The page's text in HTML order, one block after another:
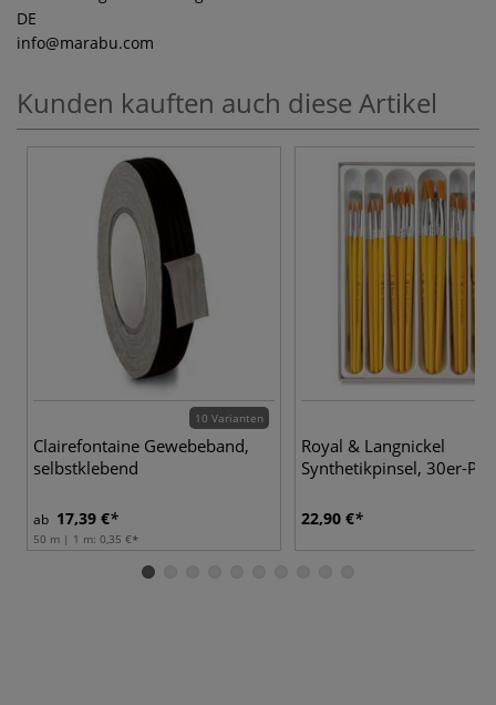
DE
info@marabu.com
Kunden kauften auch diese Artikel
10 Varianten
Clairefontaine Gewebeband,
selbstklebend
ab 17,39 €
50 m | 1 m: 0,35 €
Royal & Langnickel
Synthetikpinsel, 30er-
22,90 €